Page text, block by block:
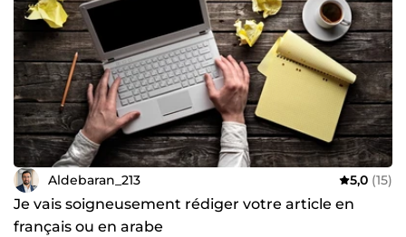
Aldebaran_213 5,0 (15)
Je vais soigneusement rédiger votre article en
français ou en arabe